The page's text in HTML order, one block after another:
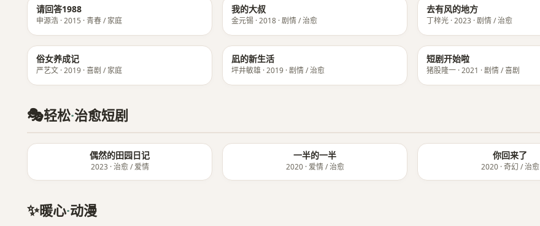
请回答1988
申源浩 · 2015 · 青春 / 家庭
我的大叔
金元锡 · 2018 · 剧情 / 治愈
去有风的地方
丁梓光 · 2023 · 剧情 / 治愈
★ 8.7
俗女养成记
严艺文 · 2019 · 喜剧 / 家庭
★ 8.6
凪的新生活
坪井敏雄 · 2019 · 剧情 / 治愈
短剧开始啦
猪股隆一 · 2021 · 剧情 / 喜剧
🎭轻松·治愈短剧
偶然的田园日记
2023 · 治愈 / 爱情
一半的一半
2020 · 爱情 / 治愈
你回来了
2020 · 奇幻 / 治愈
✨暖心·动漫